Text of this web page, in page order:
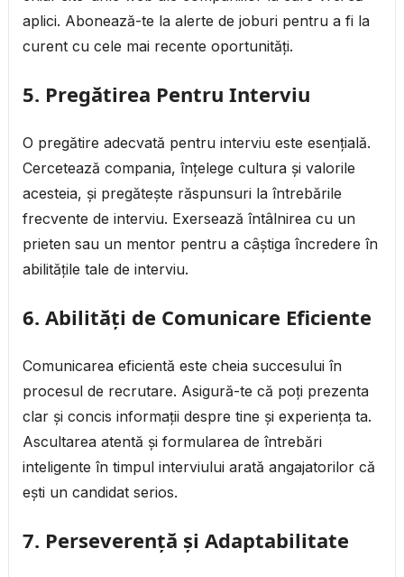
aplici. Abonează-te la alerte de joburi pentru a fi la
curent cu cele mai recente oportunități.
5. Pregătirea Pentru Interviu
O pregătire adecvată pentru interviu este esențială.
Cercetează compania, înțelege cultura și valorile
acesteia, și pregătește răspunsuri la întrebările
frecvente de interviu. Exersează întâlnirea cu un
prieten sau un mentor pentru a câștiga încredere în
abilitățile tale de interviu.
6. Abilități de Comunicare Eficiente
Comunicarea eficientă este cheia succesului în
procesul de recrutare. Asigură-te că poți prezenta
clar și concis informații despre tine și experiența ta.
Ascultarea atentă și formularea de întrebări
inteligente în timpul interviului arată angajatorilor că
ești un candidat serios.
7. Perseverență și Adaptabilitate